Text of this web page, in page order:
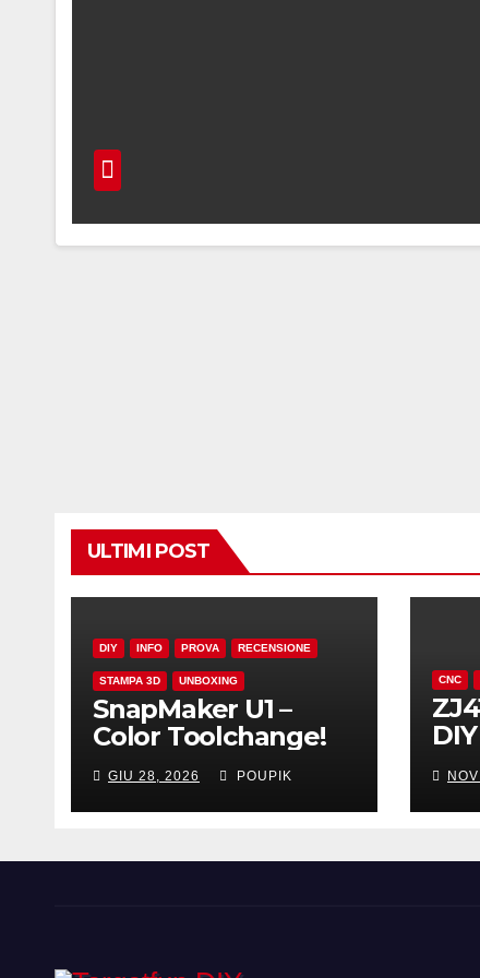
ULTIMI POST
DIY INFO PROVA RECENSIONE
STAMPA 3D UNBOXING
SnapMaker U1 –
Color Toolchange!
GIU 28, 2026 POUPIK
CNC